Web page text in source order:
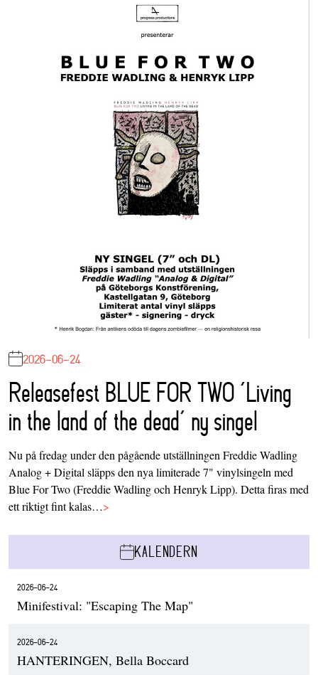
2026-06-24
Releasefest BLUE FOR TWO ‘Living
in the land of the dead’ ny singel
Nu på fredag under den pågående utställningen Freddie Wadling
Analog + Digital släpps den nya limiterade 7" vinylsingeln med
Blue For Two (Freddie Wadling och Henryk Lipp). Detta firas med
ett riktigt fint kalas…>
KALENDERN
2026-06-24
Minifestival: "Escaping The Map"
2026-06-24
HANTERINGEN, Bella Boccard